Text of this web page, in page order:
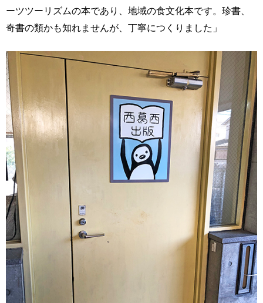
ーツツーリズムの本であり、地域の食文化本です。珍書、
奇書の類かも知れませんが、丁寧につくりました」